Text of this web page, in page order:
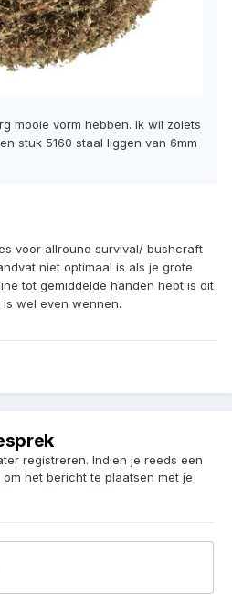
mooie vorm hebben. Ik wil zoiets
stuk 5160 staal liggen van 6mm
voor allround survival/ bushcraft
niet optimaal is als je grote
tot gemiddelde handen hebt is dit
wel even wennen.
registreren. Indien je reeds een
om het bericht te plaatsen met je